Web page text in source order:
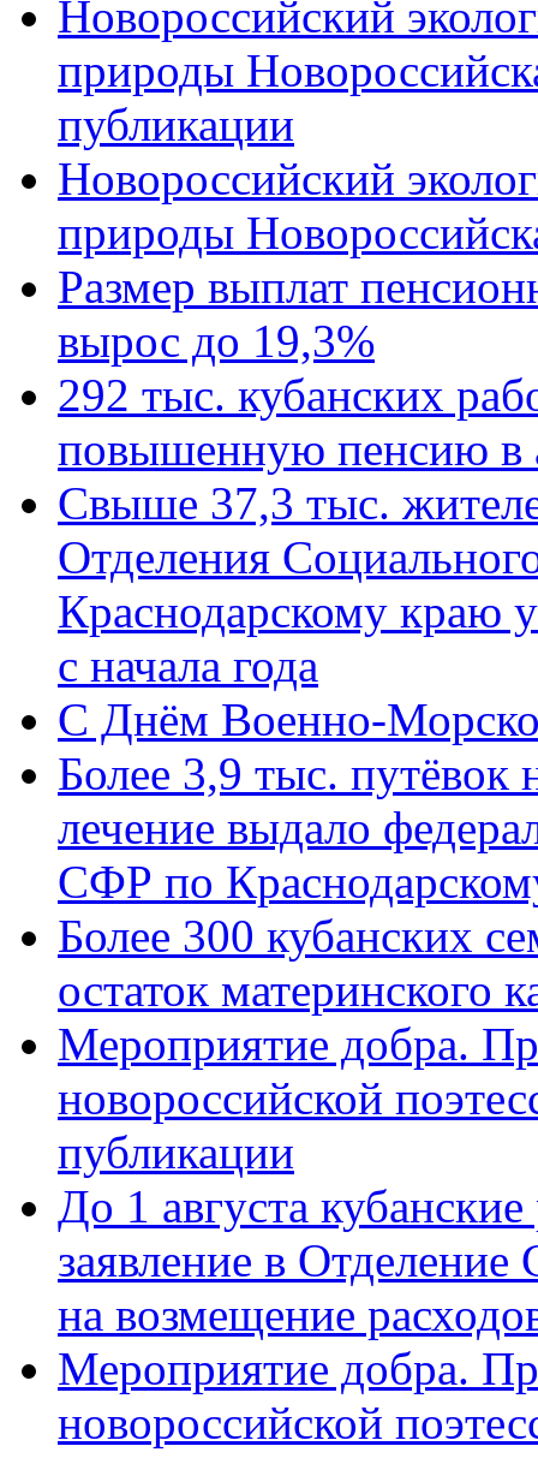
Новороссийский
природы
публикации
Новороссийский
природы
Размер выплат
вырос до 19,3%
292 тыс. кубанских
повышенную пенсию в
Свыше 37,3 тыс.
Отделения
Краснодарскому краю
с начала года
C Днём Военно-
Более 3,9 тыс. путёвок
лечение выдало
СФР по
Более 300 кубанских
остаток материнского
Мероприятие добра.
новороссийской
публикации
До 1 августа
заявление в
на возмещение
Мероприятие добра.
новороссийской